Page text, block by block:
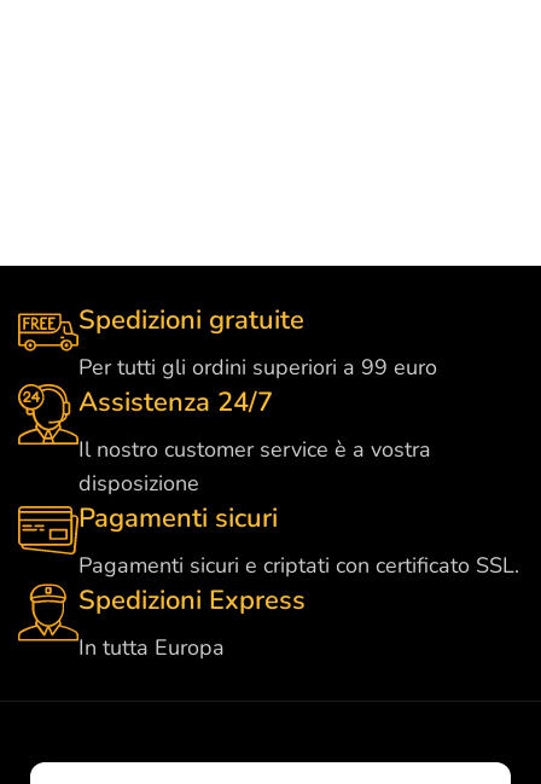
Spedizioni gratuite
Per tutti gli ordini superiori a 99 euro
Assistenza 24/7
Il nostro customer service è a vostra
disposizione
Pagamenti sicuri
Pagamenti sicuri e criptati con certificato SSL.
Spedizioni Express
In tutta Europa